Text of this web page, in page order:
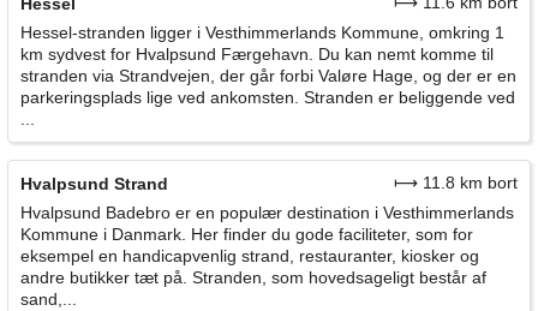
Hessel
Hessel-stranden ligger i Vesthimmerlands Kommune, omkring 1
km sydvest for Hvalpsund Færgehavn. Du kan nemt komme til
stranden via Strandvejen, der går forbi Valøre Hage, og der er en
parkeringsplads lige ved ankomsten. Stranden er beliggende ved
...
Hvalpsund Strand
⟼ 11.8 km bort
Hvalpsund Badebro er en populær destination i Vesthimmerlands
Kommune i Danmark. Her finder du gode faciliteter, som for
eksempel en handicapvenlig strand, restauranter, kiosker og
andre butikker tæt på. Stranden, som hovedsageligt består af
sand,...